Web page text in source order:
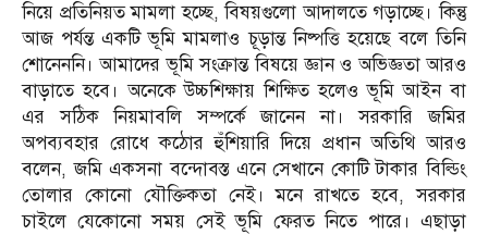
নিয়ে প্রতিনিয়ত মামলা হচ্ছে, বিষয়গুলো আদালতে গড়াচ্ছে। কিন্তু
আজ পর্যন্ত একটি ভূমি মামলাও চূড়ান্ত নিষ্পত্তি হয়েছে বলে তিনি
শোনেননি। আমাদের ভূমি সংক্রান্ত বিষয়ে জ্ঞান ও অভিজ্ঞতা আরও
বাড়াতে হবে। অনেকে উচ্চশিক্ষায় শিক্ষিত হলেও ভূমি আইন বা
এর সঠিক নিয়মাবলি সম্পর্কে জানেন না। সরকারি জমির
অপব্যবহার রোধে কঠোর হুঁশিয়ারি দিয়ে প্রধান অতিথি আরও
বলেন, জমি একসনা বন্দোবস্ত এনে সেখানে কোটি টাকার বিল্ডিং
তোলার কোনো যৌক্তিকতা নেই। মনে রাখতে হবে, সরকার
চাইলে যেকোনো সময় সেই ভূমি ফেরত নিতে পারে। এছাড়া